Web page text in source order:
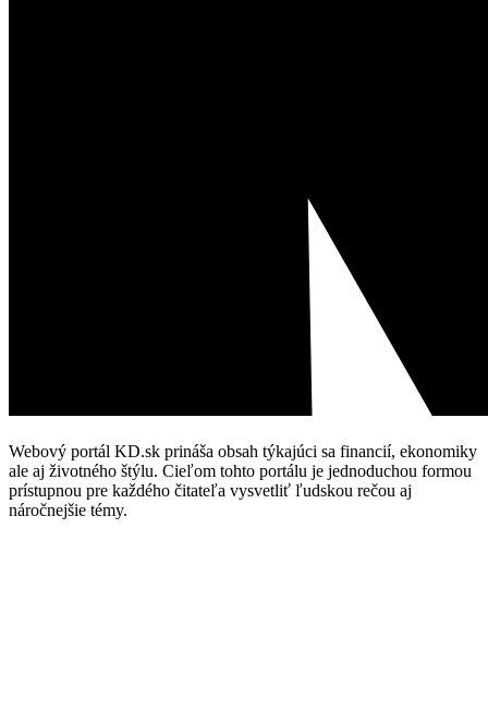
Webový portál KD.sk prináša obsah týkajúci sa financií, ekonomiky
ale aj životného štýlu. Cieľom tohto portálu je jednoduchou formou
prístupnou pre každého čitateľa vysvetliť ľudskou rečou aj
náročnejšie témy.